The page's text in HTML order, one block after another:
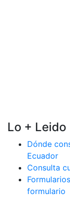
Lo + Leido
Dónde
Ecuador
Consulta
formulario